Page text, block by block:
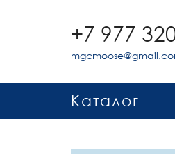
+7 977
Каталог